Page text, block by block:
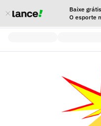
Baixe
O esporte